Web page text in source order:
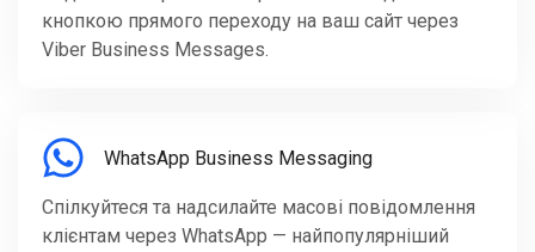
кнопкою прямого переходу на ваш сайт через
Viber Business Messages.
WhatsApp Business Messaging
Спілкуйтеся та надсилайте масові повідомлення
клієнтам через WhatsApp — найпопулярніший